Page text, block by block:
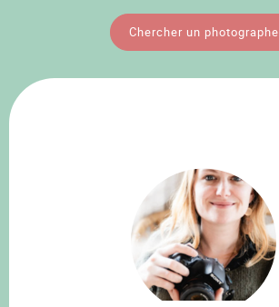
Chercher un photographe